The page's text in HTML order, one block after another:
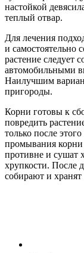
настойкой
теплый отвар.
Для лечения
и самостоятельно
растение следует
автомобильными
Наилучшим
пригороды.
Корни готовы к
повредить
только после
промывания корни
противне и сушат
хрупкости. После
собирают и